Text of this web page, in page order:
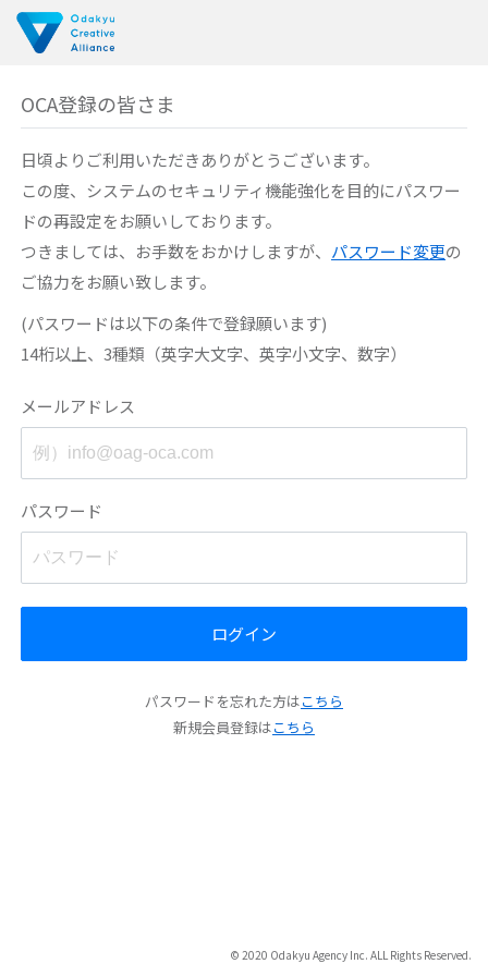
OCA登録の皆さま
日頃よりご利用いただきありがとうございます。
この度、システムのセキュリティ機能強化を目的にパスワー
ドの再設定をお願いしております。
つきましては、お手数をおかけしますが、 パスワード変更の
ご協力をお願い致します。
(パスワードは以下の条件で登録願います)
14桁以上、3種類（英字大文字、英字小文字、数字）
メールアドレス
パスワード
ログイン
パスワードを忘れた方はこちら
新規会員登録はこちら
© 2020 Odakyu Agency Inc. ALL Rights Reserved.